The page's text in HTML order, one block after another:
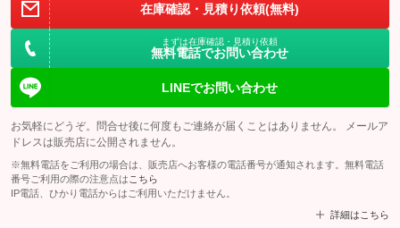
在庫確認・見積り依頼(無料)
まずは在庫確認・見積り依頼
無料電話でお問い合わせ
LINEでお問い合わせ
お気軽にどうぞ。問合せ後に何度もご連絡が届くことはありません。 メールア
ドレスは販売店に公開されません。
※無料電話をご利用の場合は、販売店へお客様の電話番号が通知されます。無料電話
番号ご利用の際の注意点は こちら
IP電話、ひかり電話からはご利用いただけません。
詳細はこちら